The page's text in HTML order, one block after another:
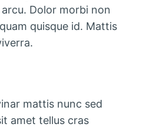
Dolor morbi non
quisque id. Mattis
mattis nunc sed
amet tellus cras